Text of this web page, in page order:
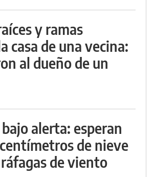
y ramas
casa de una vecina:
al dueño de un
alerta: esperan
de nieve
de viento